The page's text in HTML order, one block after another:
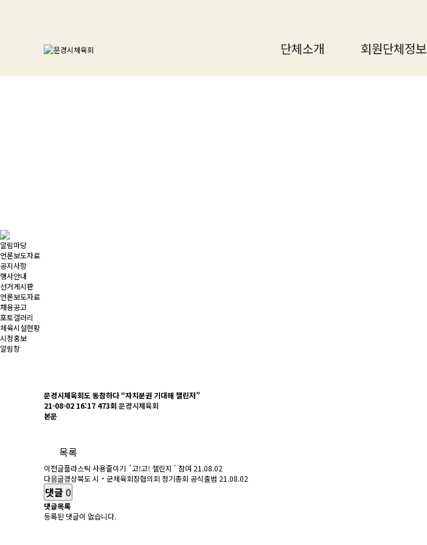
단체소개 회원단체정보
알림마당
언론보도자료
공지사항
행사안내
선거게시판
언론보도자료
채용공고
포토갤러리
체육시설현황
시정홍보
알림창
문경시체육회도 동참하다 “자치분권 기대해 챌린저”
21-08-02 16:17 473회 문경시체육회
본문
목록
이전글플라스틱 사용줄이기 ´고!고! 챌린지´ 참여 21.08.02
다음글경상북도 시‧군체육회장협의회 정기총회 공식출범 21.08.02
댓글 0
댓글목록
등록된 댓글이 없습니다.